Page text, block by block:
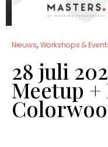
Nieuws, Workshops &
28 juli
Meetup